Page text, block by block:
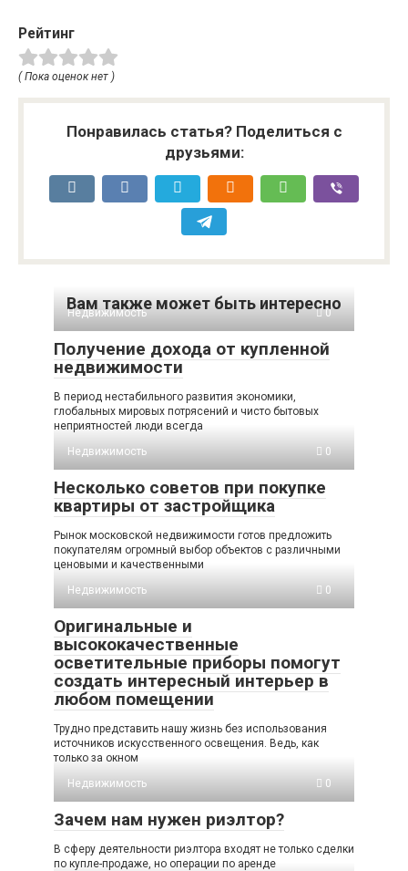
Рейтинг
( Пока оценок нет )
Понравилась статья? Поделиться с
друзьями:
Вам также может быть интересно
Недвижимость 0
Получение дохода от купленной
недвижимости
В период нестабильного развития экономики,
глобальных мировых потрясений и чисто бытовых
неприятностей люди всегда
Недвижимость
0
Несколько советов при покупке
квартиры от застройщика
Рынок московской недвижимости готов предложить
покупателям огромный выбор объектов с различными
ценовыми и качественными
Недвижимость
0
Оригинальные и
высококачественные
осветительные приборы помогут
создать интересный интерьер в
любом помещении
Трудно представить нашу жизнь без использования
источников искусственного освещения. Ведь, как
только за окном
Недвижимость
0
Зачем нам нужен риэлтор?
В сферу деятельности риэлтора входят не только сделки
по купле-продаже, но операции по аренде